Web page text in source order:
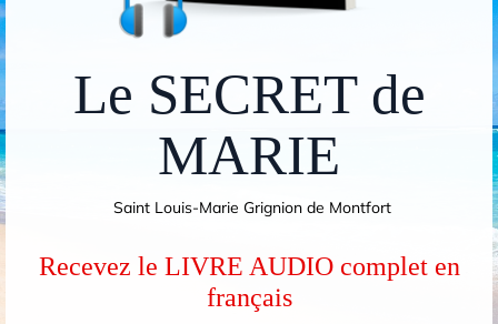
Le SECRET de
MARIE
Saint Louis-Marie Grignion de Montfort
Recevez le LIVRE AUDIO complet en
français